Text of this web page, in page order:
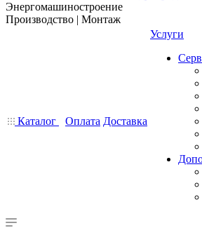
Энергомашиностроение
Производство | Монтаж
Каталог Оплата Доставка
Услуги